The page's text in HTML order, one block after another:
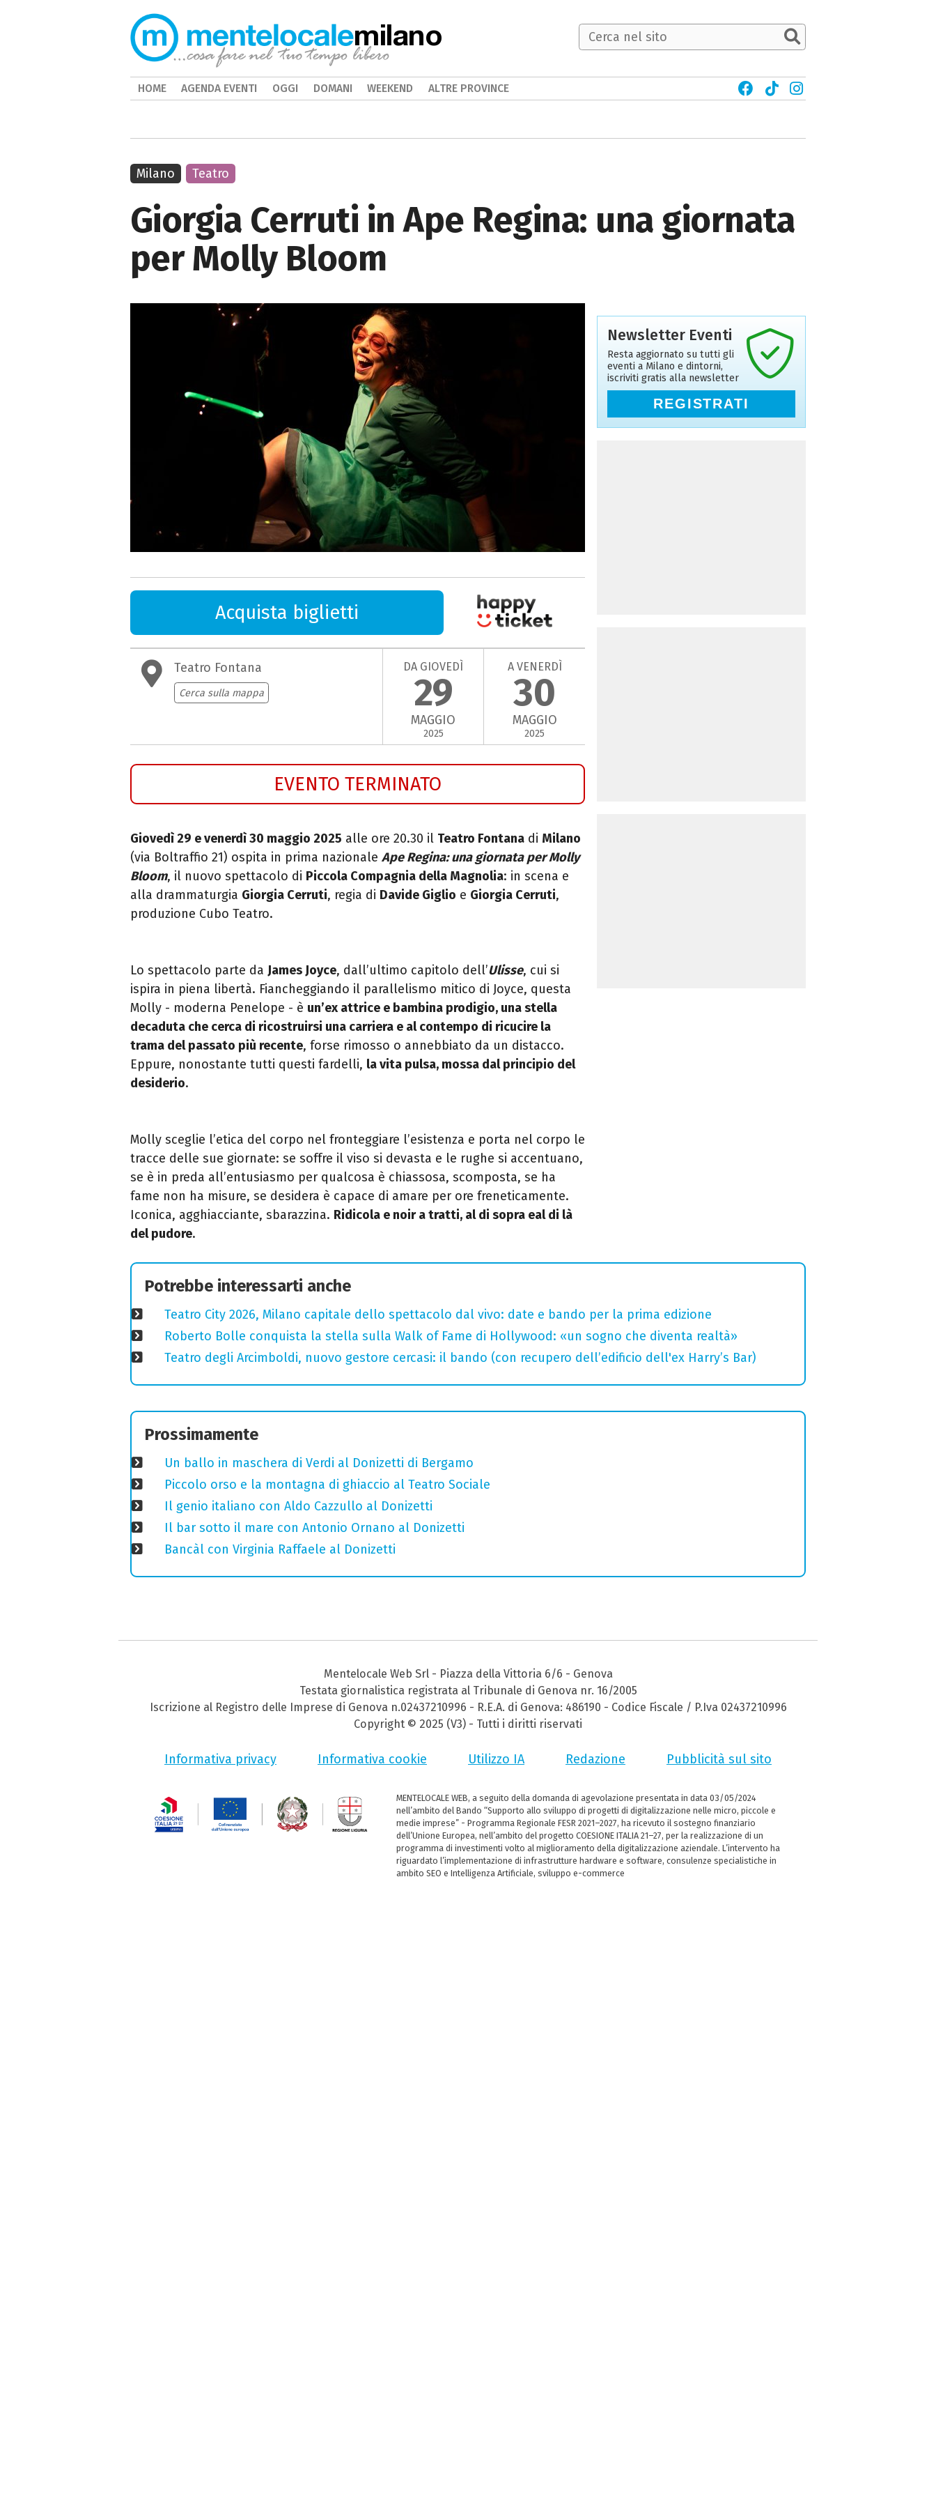
Giorgia Cerruti in Ape Regina: una giornata
per Molly Bloom
Acquista biglietti
Teatro Fontana
Cerca sulla mappa
DA GIOVEDÌ
29
MAGGIO
2025
A VENERDÌ
30
MAGGIO
2025
EVENTO TERMINATO
Giovedì 29 e venerdì 30 maggio 2025 alle ore 20.30 il Teatro Fontana di Milano
(via Boltraffio 21) ospita in prima nazionale Ape Regina:una giornata per Molly
Bloom, il nuovo spettacolo di Piccola Compagnia della Magnolia: in scena e
alla drammaturgia Giorgia Cerruti, regia di Davide Giglio e Giorgia Cerruti,
produzione Cubo Teatro.
Lo spettacolo parte da James Joyce, dall’ultimo capitolo dell’Ulisse, cui si
ispira in piena libertà. Fiancheggiando il parallelismo mitico di Joyce, questa
Molly - moderna Penelope - è un’exattrice e bambina prodigio, una stella
decaduta che cerca di ricostruirsi una carriera e alcontempo di ricucire la
trama del passato più recente, forse rimosso o annebbiato da un distacco.
Eppure, nonostante tutti questi fardelli, la vita pulsa, mossa dal principio del
desiderio.
Molly sceglie l’etica del corpo nel fronteggiare l’esistenza e porta nel corpo le
tracce delle sue giornate: se soffre il viso si devasta e le rughe si accentuano,
se è in preda all’entusiasmo per qualcosa è chiassosa, scomposta, se ha
fame non ha misure, se desidera è capace di amare per ore freneticamente.
Iconica, agghiacciante, sbarazzina. Ridicola e noir a tratti, al di sopra eal di là
del pudore.
Milano Teatro
Newsletter Eventi
Resta aggiornato su tutti gli
eventi a Milano e dintorni,
iscriviti gratis alla newsletter
REGISTRATI
Potrebbe interessarti anche
Teatro City 2026, Milano capitale dello spettacolo dal vivo: date e bando per la prima edizione
Roberto Bolle conquista la stella sulla Walk of Fame di Hollywood: «un sogno che diventa realtà»
Teatro degli Arcimboldi, nuovo gestore cercasi: il bando (con recupero dell’edificio dell'ex Harry’s Bar)
Prossimamente
Un ballo in maschera di Verdi al Donizetti di Bergamo
Piccolo orso e la montagna di ghiaccio al Teatro Sociale
Il genio italiano con Aldo Cazzullo al Donizetti
Il bar sotto il mare con Antonio Ornano al Donizetti
Bancàl con Virginia Raffaele al Donizetti
milano
HOME AGENDA EVENTI OGGI DOMANI WEEKEND ALTRE PROVINCE
Mentelocale Web Srl - Piazza della Vittoria 6/6 - Genova
Testata giornalistica registrata al Tribunale di Genova nr. 16/2005
Iscrizione al Registro delle Imprese di Genova n.02437210996 - R.E.A. di Genova: 486190 - Codice Fiscale / P.Iva 02437210996
Copyright © 2025 (V3) - Tutti i diritti riservati
Informativa privacy Informativa cookie Utilizzo IA Redazione Pubblicità sul sito
MENTELOCALE WEB, a seguito della domanda di agevolazione presentata in data 03/05/2024
nell’ambito del Bando “Supporto allo sviluppo di progetti di digitalizzazione nelle micro, piccole e
medie imprese” - Programma Regionale FESR 2021–2027, ha ricevuto il sostegno finanziario
dell’Unione Europea, nell’ambito del progetto COESIONE ITALIA 21–27, per la realizzazione di un
programma di investimenti volto al miglioramento della digitalizzazione aziendale. L’intervento ha
riguardato l’implementazione di infrastrutture hardware e software, consulenze specialistiche in
ambito SEO e Intelligenza Artificiale, sviluppo e-commerce